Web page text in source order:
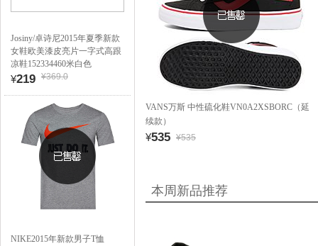
Josiny/卓诗尼2015年夏季新款
女鞋欧美漆皮亮片一字式高跟
凉鞋152334460米白色
¥219 ¥369.0
NIKE2015年新款男子T恤
VANS万斯 中性硫化鞋VN0A2XSBORC（延
续款）
¥535 ¥535
本周新品推荐